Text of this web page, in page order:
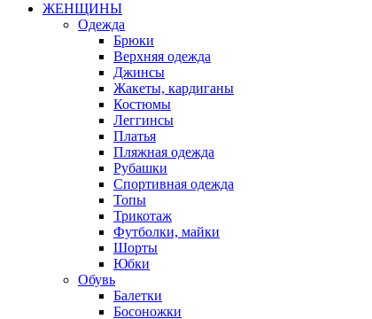
ЖЕНЩИНЫ
Одежда
Брюки
Верхняя одежда
Джинсы
Жакеты, кардиганы
Костюмы
Леггинсы
Платья
Пляжная одежда
Рубашки
Спортивная одежда
Топы
Трикотаж
Футболки, майки
Шорты
Юбки
Обувь
Балетки
Босоножки